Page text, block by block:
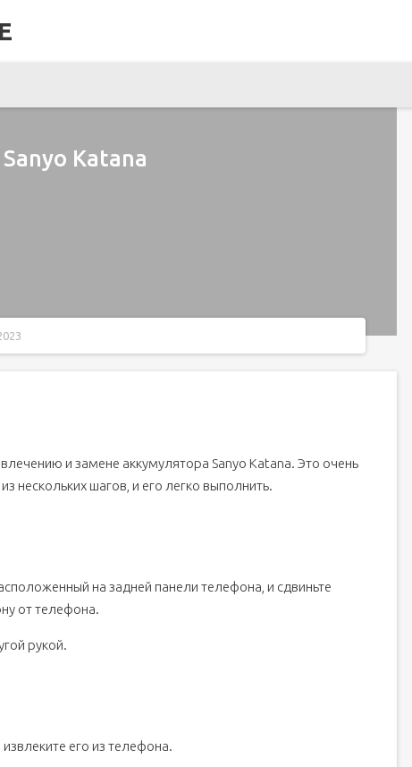
Katana
и замене аккумулятора Sanyo Katana. Это очень
нескольких шагов, и его легко выполнить.
на задней панели телефона, и сдвиньте
от телефона.
рукой.
его из телефона.